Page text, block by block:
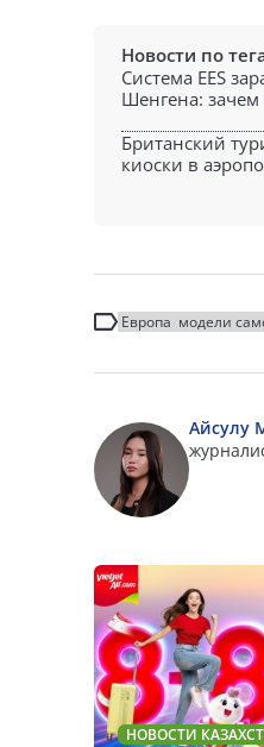
Новости по
Система EES
Шенгена: зачем
Британский
киоски в
Европа модели
Айсулу
НОВОСТИ